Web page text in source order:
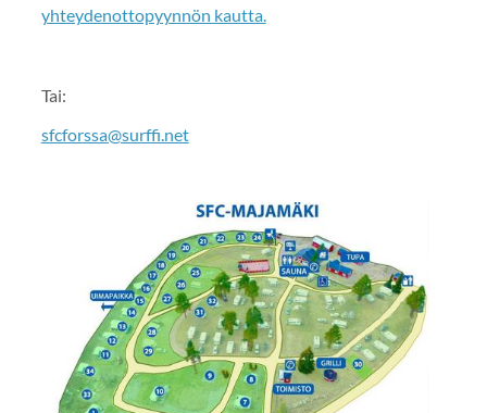
yhteydenottopyynnön kautta.
Tai:
sfcforssa@surffi.net